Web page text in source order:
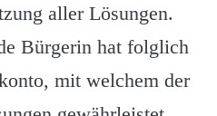
aller Lösungen.
Bürgerin hat folglich
mit welchem der